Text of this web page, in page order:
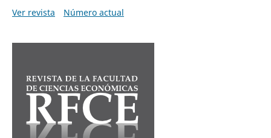
Ver revista
Número actual